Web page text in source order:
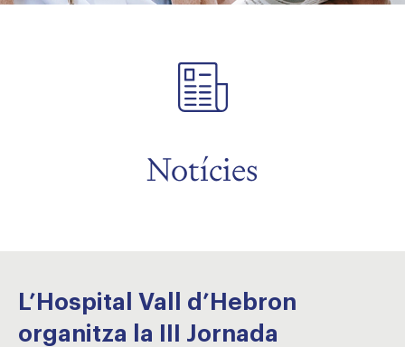
Notícies
L’Hospital Vall d’Hebron
organitza la III Jornada